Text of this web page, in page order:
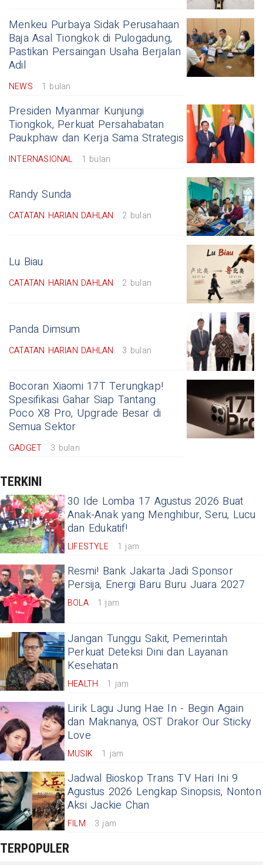
Menkeu Purbaya Sidak Perusahaan
Baja Asal Tiongkok di Pulogadung,
Pastikan Persaingan Usaha Berjalan
Adil
NEWS 1 bulan
Presiden Myanmar Kunjungi
Tiongkok, Perkuat Persahabatan
Paukphaw dan Kerja Sama Strategis
INTERNASIONAL 1 bulan
Randy Sunda
CATATAN HARIAN DAHLAN 2 bulan
Lu Biau
CATATAN HARIAN DAHLAN 2 bulan
Panda Dimsum
CATATAN HARIAN DAHLAN 3 bulan
Bocoran Xiaomi 17T Terungkap!
Spesifikasi Gahar Siap Tantang
Poco X8 Pro, Upgrade Besar di
Semua Sektor
GADGET 3 bulan
TERKINI
30 Ide Lomba 17 Agustus 2026 Buat
Anak-Anak yang Menghibur, Seru, Lucu
dan Edukatif!
LIFESTYLE 1 jam
Resmi! Bank Jakarta Jadi Sponsor
Persija, Energi Baru Buru Juara 2027
BOLA 1 jam
Jangan Tunggu Sakit, Pemerintah
Perkuat Deteksi Dini dan Layanan
Kesehatan
HEALTH 1 jam
Lirik Lagu Jung Hae In - Begin Again
dan Maknanya, OST Drakor Our Sticky
Love
MUSIK 1 jam
Jadwal Bioskop Trans TV Hari Ini 9
Agustus 2026 Lengkap Sinopsis, Nonton
Aksi Jackie Chan
FILM 3 jam
TERPOPULER